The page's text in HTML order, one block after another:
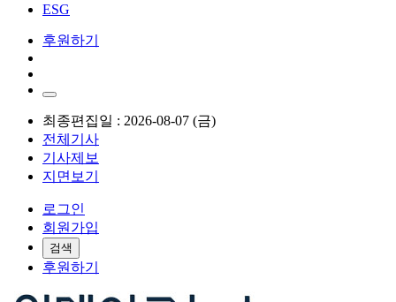
ESG
후원하기
최종편집일 : 2026-08-07 (금)
전체기사
기사제보
지면보기
로그인
회원가입
검색
후원하기